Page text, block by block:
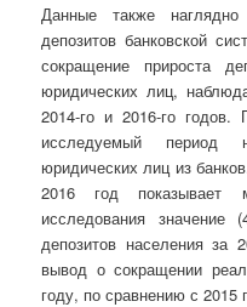
Данные также
депозитов банковской
сокращение прироста
юридических лиц,
2014-го и 2016-го
исследуемый период
юридических лиц из
2016 год показывает
исследования значение
депозитов населения за
вывод о сокращении
году, по сравнению с 2015